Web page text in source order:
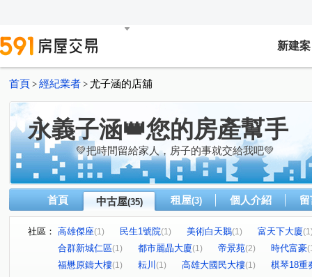
新建案
首頁 > 經紀業者 > 尤子涵的店舖
永義子涵👑您的房產幫手
💚把時間留給家人，房子的事就交給我吧💚
首頁 中古屋(35) 租屋(3) 個人介紹
社區： 高雄傑座(1) 民生1號院(1) 美術白天鵝(1) 富天下大廈
合群新城仁區(1) 都市麗晶大廈(1) 帝景苑(2) 時代富豪
福懋原鑄大樓(1) 耘川 (1) 高雄大國民大樓(1)
棋琴18重